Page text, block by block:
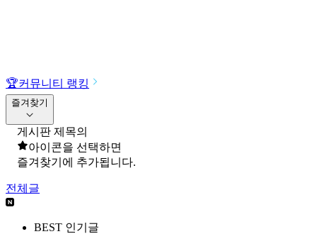
🏆커뮤니티 랭킹
즐겨찾기
게시판 제목의
아이콘을 선택하면
즐겨찾기에 추가됩니다.
전체글
BEST 인기글